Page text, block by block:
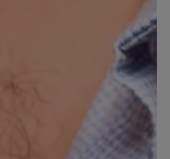
Grenoble